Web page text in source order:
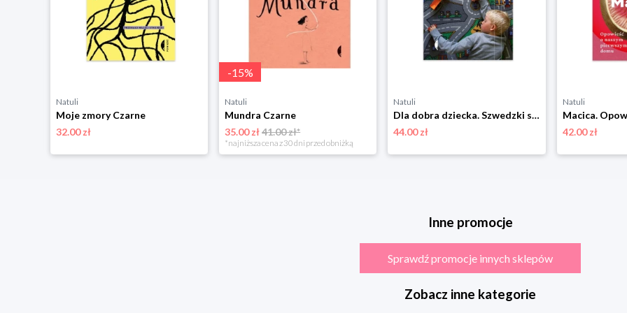
Natuli
Moje zmory Czarne
32.00 zł
-15%
Natuli
Mundra Czarne
35.00 zł41.00 zł*
*najniższa cena z 30 dni przed obniżką
Natuli
Dla dobra dziecka. Szwedzki socjal i polscy rodzice Czarne
44.00 zł
Natuli
42.00 zł
Inne promocje
Sprawdź promocje innych sklepów
Zobacz inne kategorie